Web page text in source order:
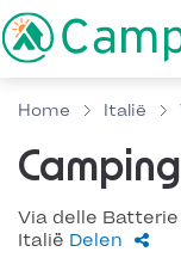
Home Italië
Via delle
Italië Delen